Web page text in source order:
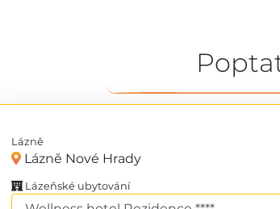
Lázně
Lázně Nové Hrady
Lázeňské ubytování